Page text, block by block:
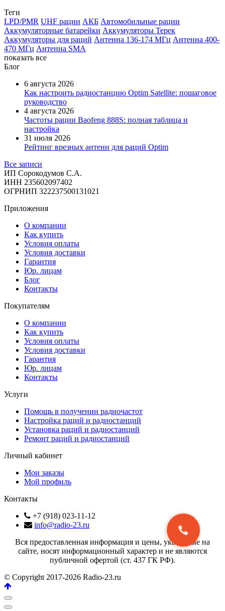
Теги
LPD/PMR UHF рации АКБ Автомобильные рации
Аккумуляторные батарейки Аккумуляторы Терек
Аккумуляторы для раций Антенна 136-174 МГц Антенна 400-
470 МГц Антенна SMA
показать все
Блог
6 августа 2026
Как настроить радиостанцию Optim Satellite: пошаговое
руководство
4 августа 2026
Частоты рации Baofeng 888S: полная таблица и
настройка
31 июля 2026
Рейтинг врезных антенн для раций Optim
Все записи
ИП Сорокодумов С.А.
ИНН 235602097402
ОГРНИП 322237500131021
Приложения
О компании
Как купить
Условия оплаты
Условия доставки
Гарантия
Юр. лицам​
Блог
Контакты
Покупателям
О компании
Как купить
Условия оплаты
Условия доставки
Гарантия
Юр. лицам​
Контакты
Услуги
Помощь в получении радиочастот
Настройка раций и радиостанций
Установка раций и радиостанций
Ремонт раций и радиостанций
Личный кабинет
Мои заказы
Мой профиль
Контакты
+7 (918) 023-11-12
info@radio-23.ru
Вся предоставленная информация и цены, указанные на
сайте, носят информационный характер и не являются
публичной офертой (ст. 437 ГК РФ).
© Copyright 2017-2026 Radio-23.ru